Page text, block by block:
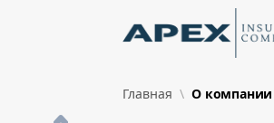
Главная О компании